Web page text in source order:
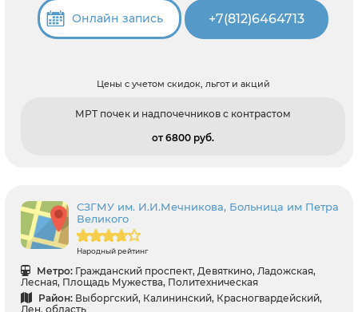
Онлайн запись +7(812)6464713
Цены с учетом скидок, льгот и акций
МРТ почек и надпочечников с контрастом
от 6800 pуб.
СЗГМУ им. И.И.Мечникова, Больница им Петра
Великого
Народный рейтинг
Метро: Гражданский проспект, Девяткино, Ладожская,
Лесная, Площадь Мужества, Политехническая
Район: Выборгский, Калининский, Красногвардейский,
Лен. область